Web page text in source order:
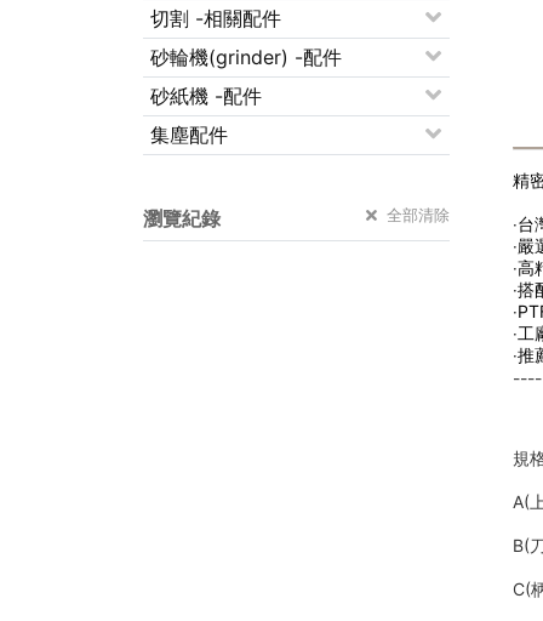
切割 -相關配件
砂輪機(grinder) -配件
砂紙機 -配件
集塵配件
瀏覽紀錄 全部清除
精
‧
‧嚴
‧
‧
‧
‧
規
A(
B(
C(